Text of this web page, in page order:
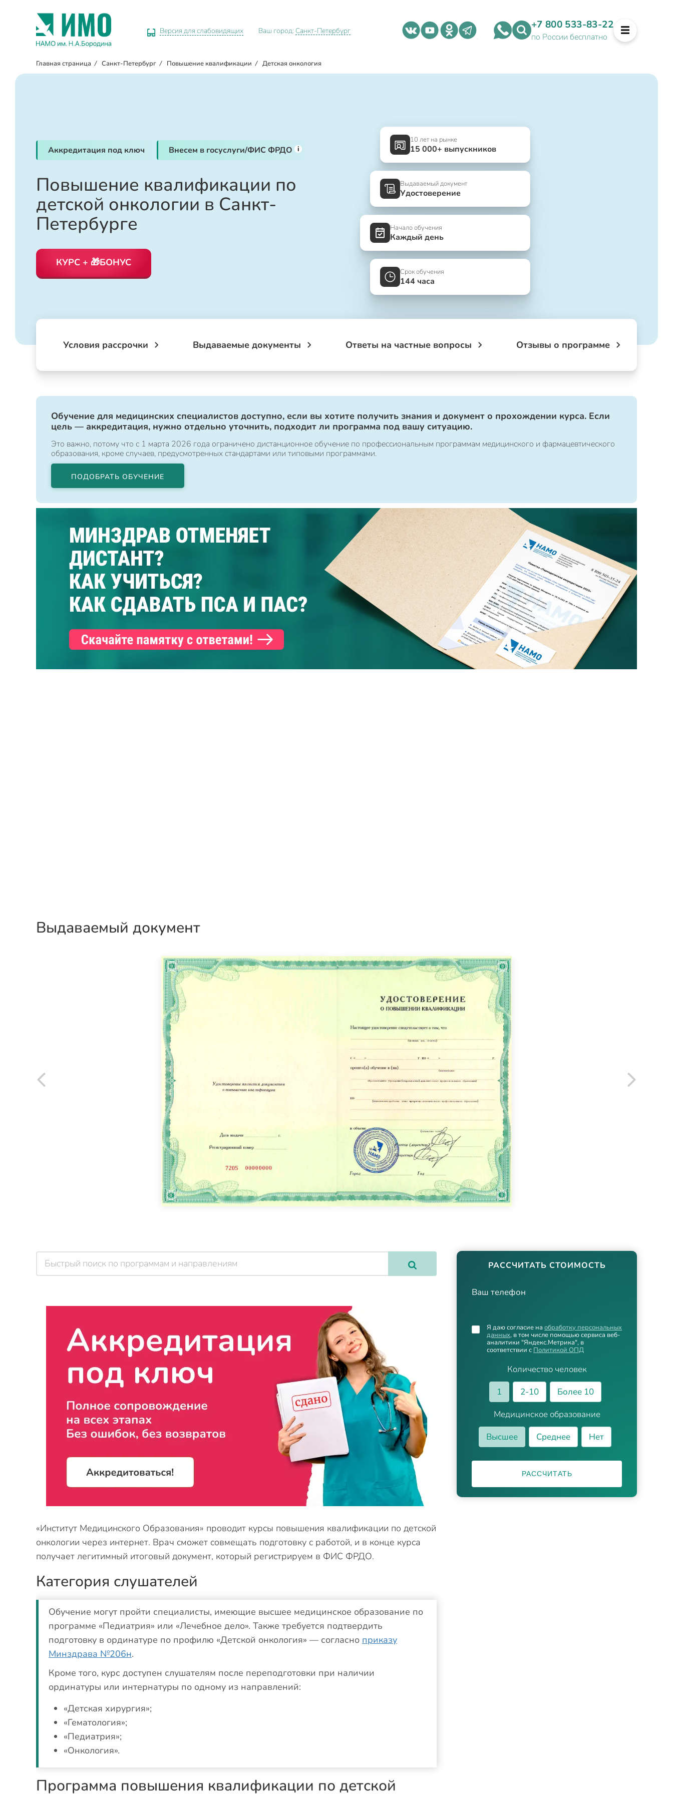
Версия для слабовидящих Ваш город: Санкт-Петербург +7 800 533-83-22
по России бесплатно
Главная страница / Санкт-Петербург / Повышение квалификации / Детская онкология
Аккредитация под ключ Внесем в госуслуги/ФИС ФРДО i
Повышение квалификации по
детской онкологии в Санкт-
Петербурге
КУРС + 🎁БОНУС
10 лет на рынке
15 000+ выпускников
Выдаваемый документ
Удостоверение
Начало обучения
Каждый день
Срок обучения
144 часа
Условия рассрочки Выдаваемые документы Ответы на частные вопросы Отзывы о программе
Обучение для медицинских специалистов доступно, если вы хотите получить знания и документ о прохождении курса. Если
цель — аккредитация, нужно отдельно уточнить, подходит ли программа под вашу ситуацию.
Это важно, потому что с 1 марта 2026 года ограничено дистанционное обучение по профессиональным программам медицинского и фармацевтического
образования, кроме случаев, предусмотренных стандартами или типовыми программами.
ПОДОБРАТЬ ОБУЧЕНИЕ
Выдаваемый документ
РАССЧИТАТЬ СТОИМОСТЬ
Ваш телефон
Количество человек
1
2-10
Более 10
Медицинское образование
Высшее
Среднее Нет
Я даю согласие на обработку персональных
данных, в том числе помощью сервиса веб-
аналитики "Яндекс.Метрика", в
соответствии с Политикой ОПД
РАССЧИТАТЬ
«Институт Медицинского Образования» проводит курсы повышения квалификации по детской
онкологии через интернет. Врач сможет совмещать подготовку с работой, и в конце курса
получает легитимный итоговый документ, который регистрируем в ФИС ФРДО.
Категория слушателей
Обучение могут пройти специалисты, имеющие высшее медицинское образование по
программе «Педиатрия» или «Лечебное дело». Также требуется подтвердить
подготовку в ординатуре по профилю «Детской онкология» — согласно приказу
Минздрава №206н.
Кроме того, курс доступен слушателям после переподготовки при наличии
ординатуры или интернатуры по одному из направлений:
«Детская хирургия»;
«Гематология»;
«Педиатрия»;
«Онкология».
Программа повышения квалификации по детской